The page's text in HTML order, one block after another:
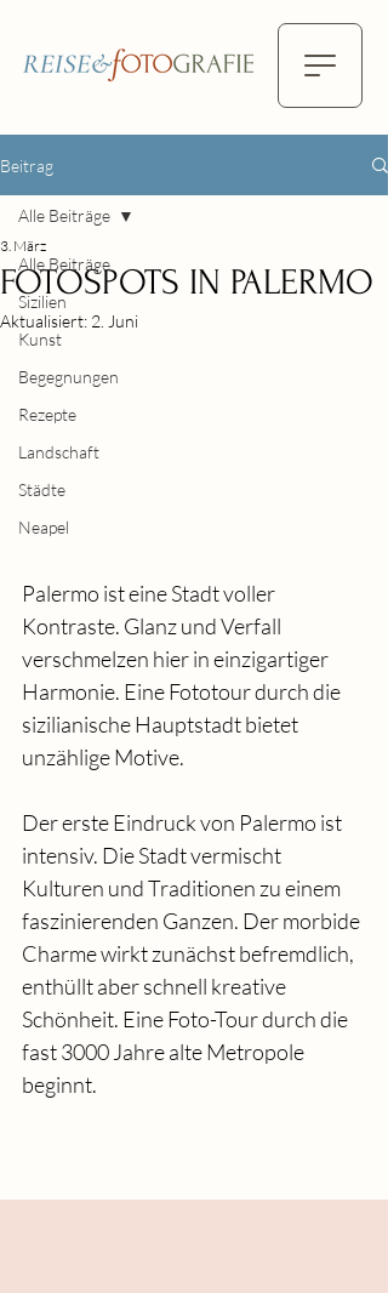
Beitrag
Alle Beiträge
Sizilien
Kunst
Begegnungen
Rezepte
Landschaft
Städte
Neapel
Alle Beiträge
FOTOSPOTS IN PALERMO
3. März
Aktualisiert: 2. Juni
Palermo ist eine Stadt voller
Kontraste. Glanz und Verfall
verschmelzen hier in einzigartiger
Harmonie. Eine Fototour durch die
sizilianische Hauptstadt bietet
unzählige Motive.
Der erste Eindruck von Palermo ist
intensiv. Die Stadt vermischt
Kulturen und Traditionen zu einem
faszinierenden Ganzen. Der morbide
Charme wirkt zunächst befremdlich,
enthüllt aber schnell kreative
Schönheit. Eine Foto-Tour durch die
fast 3000 Jahre alte Metropole
beginnt.